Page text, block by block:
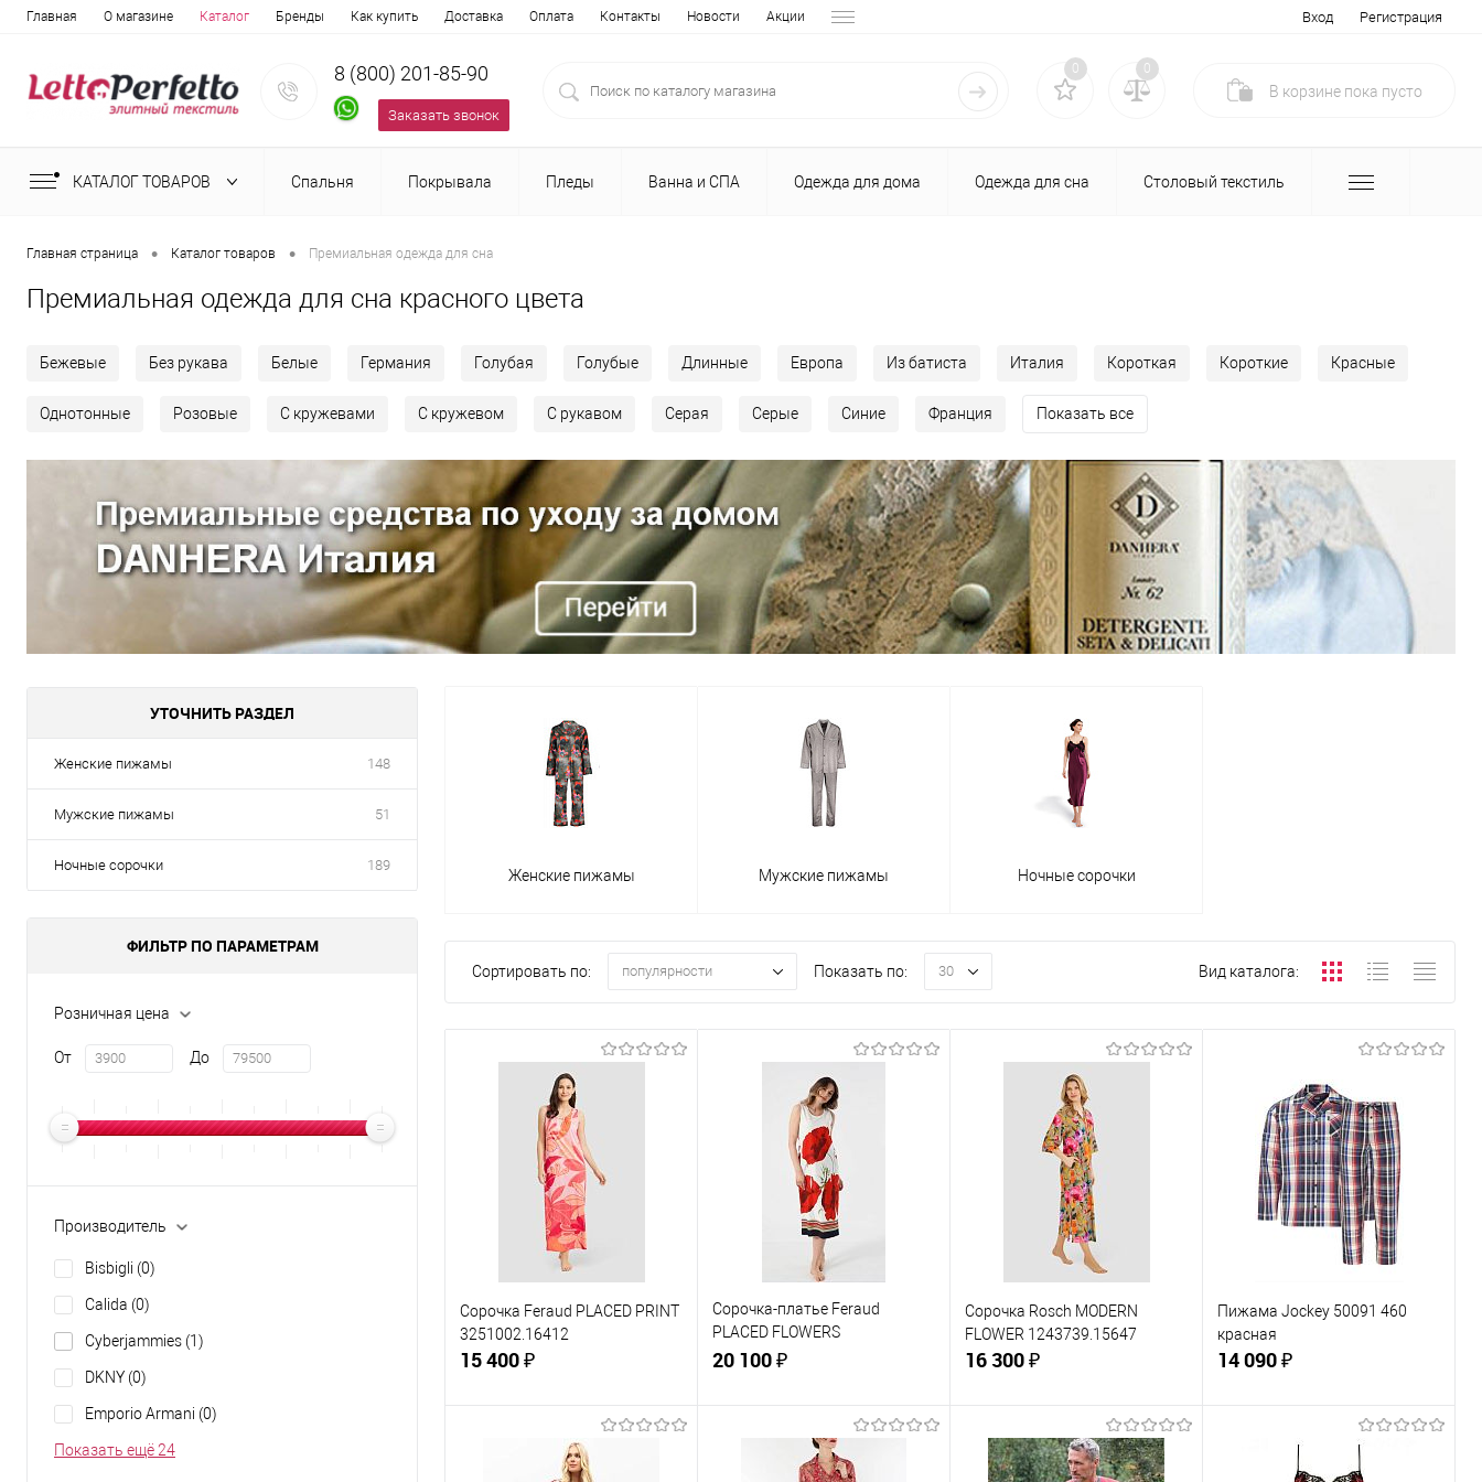
Главная О магазине Каталог Бренды Как купить Доставка Оплата Контакты Новости Акции Вход Регистрация
8 (800) 201-85-90
Заказать звонок
0 0
В корзине пока пусто
КАТАЛОГ ТОВАРОВ Спальня Покрывала Пледы Ванна и СПА Одежда для дома Одежда для сна Столовый текстиль
Главная страница • Каталог товаров • Премиальная одежда для сна
Премиальная одежда для сна красного цвета
Бежевые Без рукава Белые Германия Голубая Голубые Длинные Европа Из батиста Италия Короткая Короткие Красные
Однотонные Розовые С кружевами С кружевом С рукавом Серая Серые Синие Франция Показать все
УТОЧНИТЬ РАЗДЕЛ
Женские пижамы 148
Мужские пижамы 51
Ночные сорочки 189
ФИЛЬТР ПО ПАРАМЕТРАМ
Розничная цена
От До
Производитель
Bisbigli (0)
Calida (0)
Cyberjammies (1)
DKNY (0)
Emporio Armani (0)
Показать ещё 24
Женские пижамы Мужские пижамы Ночные сорочки
Сортировать по: популярности Показать по: 30 Вид каталога:
Сорочка Feraud PLACED PRINT
3251002.16412
15 400 ₽
В корзину
Сорочка-платье Feraud
PLACED FLOWERS
3231152.16429
20 100 ₽
В корзину
Сорочка Rosch MODERN
FLOWER 1243739.15647
16 300 ₽
В корзину
Пижама Jockey 50091 460
красная
14 090 ₽
В корзину